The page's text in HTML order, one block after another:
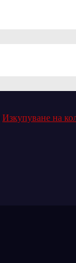
Изкупуване на